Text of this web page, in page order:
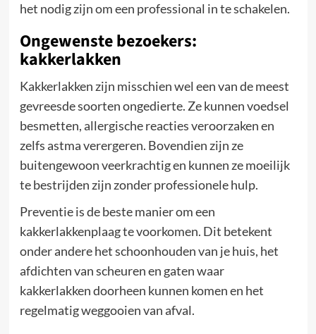
het nodig zijn om een professional in te schakelen.
Ongewenste bezoekers:
kakkerlakken
Kakkerlakken zijn misschien wel een van de meest
gevreesde soorten ongedierte. Ze kunnen voedsel
besmetten, allergische reacties veroorzaken en
zelfs astma verergeren. Bovendien zijn ze
buitengewoon veerkrachtig en kunnen ze moeilijk
te bestrijden zijn zonder professionele hulp.
Preventie is de beste manier om een
kakkerlakkenplaag te voorkomen. Dit betekent
onder andere het schoonhouden van je huis, het
afdichten van scheuren en gaten waar
kakkerlakken doorheen kunnen komen en het
regelmatig weggooien van afval.